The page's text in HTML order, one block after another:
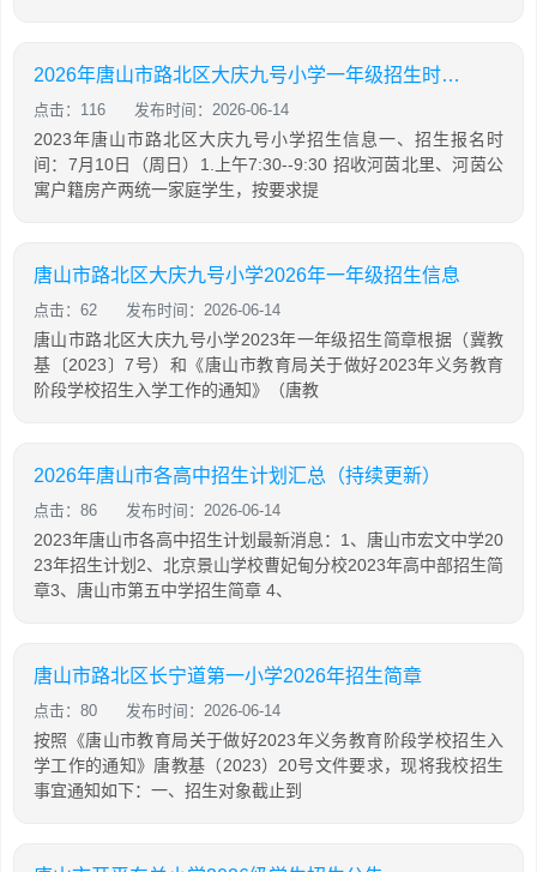
2026年唐山市路北区大庆九号小学一年级招生时间+地点
点击：116 发布时间：2026-06-14
2023年唐山市路北区大庆九号小学招生信息一、招生报名时
间：7月10日（周日）1.上午7:30--9:30 招收河茵北里、河茵公
寓户籍房产两统一家庭学生，按要求提
唐山市路北区大庆九号小学2026年一年级招生信息
点击：62 发布时间：2026-06-14
唐山市路北区大庆九号小学2023年一年级招生简章根据（冀教
基〔2023〕7号）和《唐山市教育局关于做好2023年义务教育
阶段学校招生入学工作的通知》（唐教
2026年唐山市各高中招生计划汇总（持续更新）
点击：86 发布时间：2026-06-14
2023年唐山市各高中招生计划最新消息：1、唐山市宏文中学20
23年招生计划2、北京景山学校曹妃甸分校2023年高中部招生简
章3、唐山市第五中学招生简章 4、
唐山市路北区长宁道第一小学2026年招生简章
点击：80 发布时间：2026-06-14
按照《唐山市教育局关于做好2023年义务教育阶段学校招生入
学工作的通知》唐教基（2023）20号文件要求，现将我校招生
事宜通知如下：一、招生对象截止到